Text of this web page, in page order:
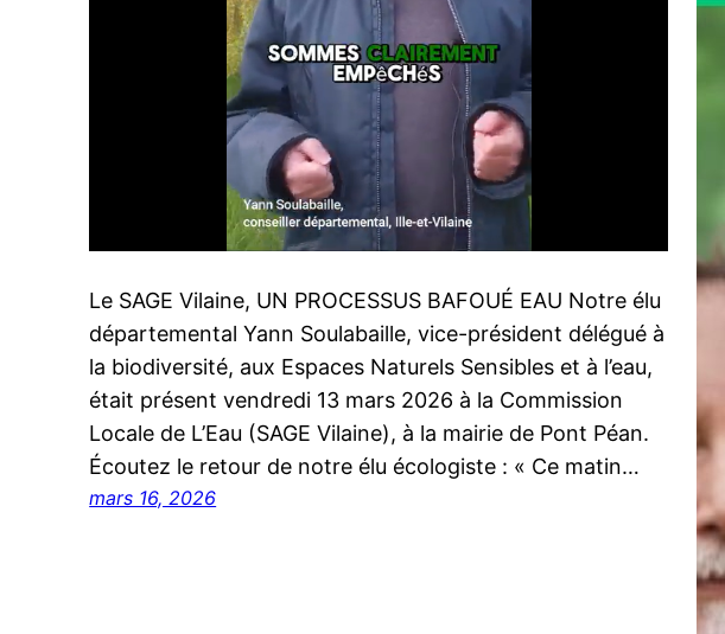
Le SAGE Vilaine, UN PROCESSUS BAFOUÉ EAU Notre élu
départemental Yann Soulabaille, vice-président délégué à
la biodiversité, aux Espaces Naturels Sensibles et à l’eau,
était présent vendredi 13 mars 2026 à la Commission
Locale de L’Eau (SAGE Vilaine), à la mairie de Pont Péan.
Écoutez le retour de notre élu écologiste : « Ce matin…
mars 16, 2026